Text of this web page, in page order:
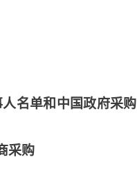
名单和中国政府采购
采购